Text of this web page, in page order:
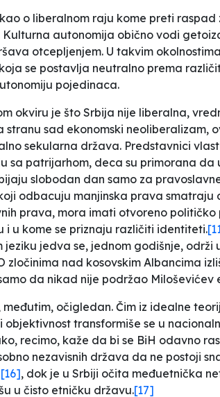
o liberalnom raju kome preti
Kulturna autonomija obično vodi
otcepljenjem. U takvim
se postavlja neutralno prema
pojedinaca.
okviru je što Srbija nije liberalna,
sad ekonomski neoliberalizam,
sekularna država. Predstavnici
sa patrijarhom, deca su primorana da
slobodan dan samo za
odbacuju manjinska prava smatraju
prava, mora imati otvoreno političko
i u kome se priznaju različiti identiteti.
jedva se, jednom godišnje, održi
zločinima nad kosovskim Albancima
da nikad nije podržao Miloševićev
očigledan. Čim iz idealne
transformiše se u
recimo, kaže da bi se BiH odavno
nezavisnih država da ne postoji
[16], dok je u Srbiji očita međuetnička
u čisto etničku državu.[17]